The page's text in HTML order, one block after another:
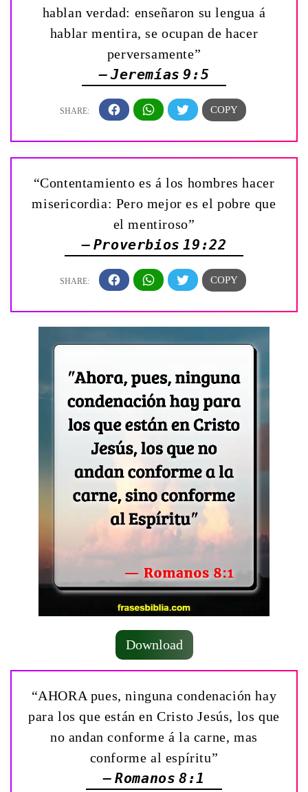
hablan verdad: enseñaron su lengua á
hablar mentira, se ocupan de hacer
perversamente”
— Jeremías 9:5
“Contentamiento es á los hombres hacer
misericordia: Pero mejor es el pobre que
el mentiroso”
— Proverbios 19:22
Download
“AHORA pues, ninguna condenación hay
para los que están en Cristo Jesús, los que
no andan conforme á la carne, mas
conforme al espíritu”
— Romanos 8:1